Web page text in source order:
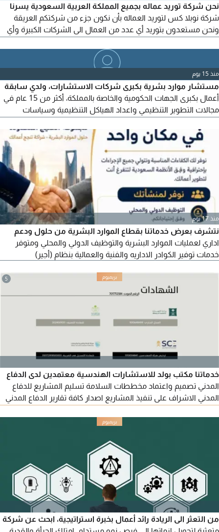
نحن شركة توريد عماله بجميع المملكة العربية السعودية يسرنا
شركة نوبلا كس لتوريد العماله بأن نكون جزء من شركتكم العريقة
ونحن مستعدون بتوريد أي عدد من العمال الى الشركات الكبيرة وأي
الأفضل خبرة في المجال تحياتي مدير الشركة
منذ 15 يوم
مستشار موارد بشرية بكبرى شركات الاستشارات، ولدي سابقة
أعمال بكبرى الجهات الحكومية والخاصة بالمملكة، أكثر من 15 عام في
مجالات التطوير التنظيمي واعداد الهياكل التنظيمية وسياسات
الأوصاف الوظيفية، اعداد وتحديث سلم الرواتب، اذا كنت ترغب في
الحصول على خدمات استشارات احترافية في أي من مجالات وأقسام
الموارد البشرية المختلفة، يرجى التواصل معي
منذ 17 يوم
نتشرف بعرض خدماتنا بقطاع الموارد البشرية من حلول ودعم
اداري لعمليات الموارد البشرية والتوظيف الدولي والمحلي ومتوفر
خدمات توفير الكوادر الاداريه والفنية والعمالية بنظام (أجير)
5
خدماتنا مكتب بولد للاستشارات الهندسية معتمدين لدى الدفاع
المدني تصميم واعتماد مخططات السلامة تسليم المشاريع للدفاع
المدني الاشراف على تنفيذ المشاريع اصدار كافة تقارير الدفاع المدني
ارم توريد وتركيب أنظمة الدفاع المدني أعمال صيانة أنظمة الدفاع
من التعثر الى الريادة رائد أعمال بخبرة استراتيجية، ابحث عن شركة